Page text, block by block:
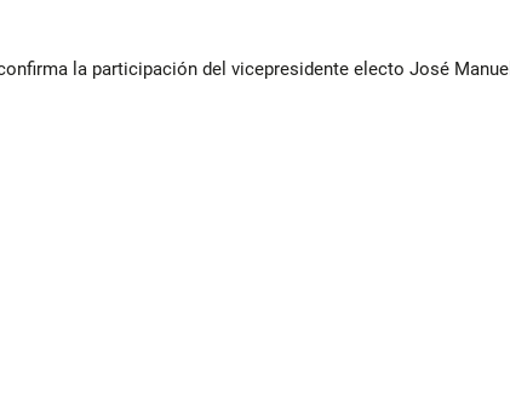
la participación del vicepresidente electo José Manuel